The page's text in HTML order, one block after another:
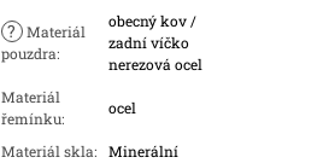
? Materiál
pouzdra:
obecný kov /
zadní víčko
nerezová ocel
Materiál
řemínku:
ocel
Materiál skla:
Minerální